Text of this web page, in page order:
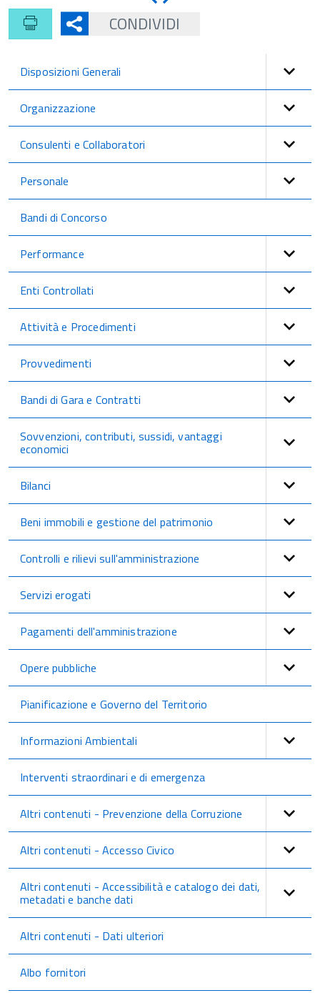
CONDIVIDI
Disposizioni Generali
Organizzazione
Consulenti e Collaboratori
Personale
Bandi di Concorso
Performance
Enti Controllati
Attività e Procedimenti
Provvedimenti
Bandi di Gara e Contratti
Sovvenzioni, contributi, sussidi, vantaggi
economici
Bilanci
Beni immobili e gestione del patrimonio
Controlli e rilievi sull'amministrazione
Servizi erogati
Pagamenti dell'amministrazione
Opere pubbliche
Pianificazione e Governo del Territorio
Informazioni Ambientali
Interventi straordinari e di emergenza
Altri contenuti - Prevenzione della Corruzione
Altri contenuti - Accesso Civico
Altri contenuti - Accessibilità e catalogo dei dati,
metadati e banche dati
Altri contenuti - Dati ulteriori
Albo fornitori